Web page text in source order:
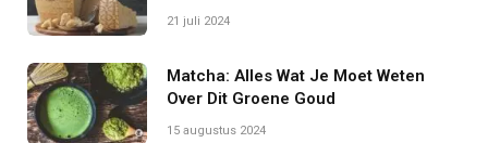
21 juli 2024
Matcha: Alles Wat Je Moet Weten
Over Dit Groene Goud
15 augustus 2024